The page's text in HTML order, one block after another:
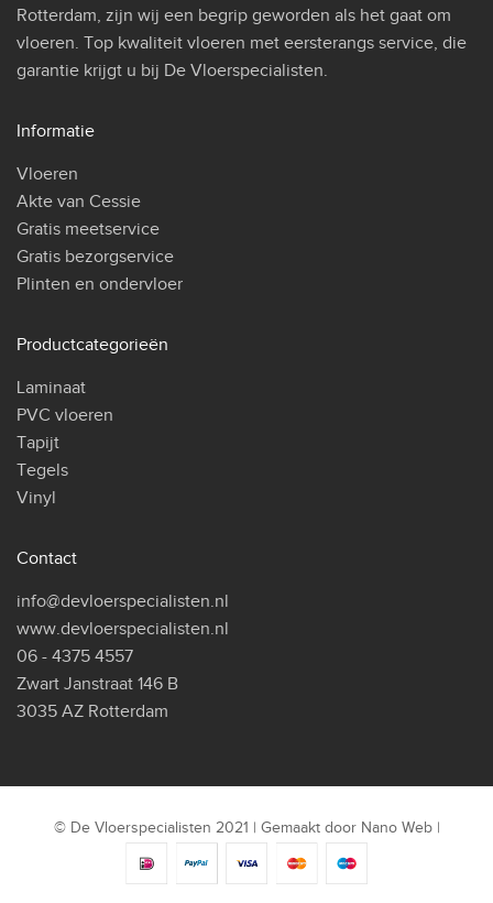
Rotterdam, zijn wij een begrip geworden als het gaat om
vloeren. Top kwaliteit vloeren met eersterangs service, die
garantie krijgt u bij De Vloerspecialisten.
Informatie
Vloeren
Akte van Cessie
Gratis meetservice
Gratis bezorgservice
Plinten en ondervloer
Productcategorieën
Laminaat
PVC vloeren
Tapijt
Tegels
Vinyl
Contact
info@devloerspecialisten.nl
www.devloerspecialisten.nl
06 - 4375 4557
Zwart Janstraat 146 B
3035 AZ Rotterdam
© De Vloerspecialisten 2021 | Gemaakt door Nano Web|